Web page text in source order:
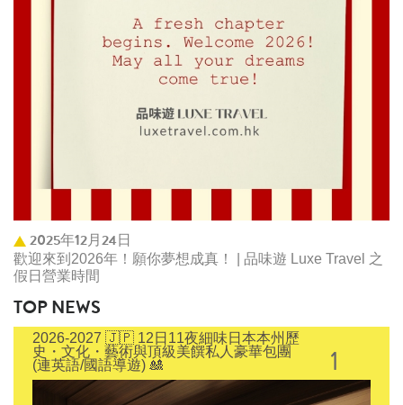
2025年12月24日
歡迎來到2026年！願你夢想成真！ | 品味遊 Luxe Travel 之
假日營業時間
TOP NEWS
2026-2027 🇯🇵 12日11夜細味日本本州歷
史・文化・藝術與頂級美饌私人豪華包團
(連英語/國語導遊) 🎎
1